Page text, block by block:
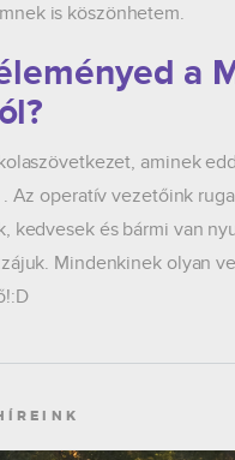
is köszönhetem.
a
aminek
Az operatív vezetőink
kedvesek és bármi van
Mindenkinek olyan